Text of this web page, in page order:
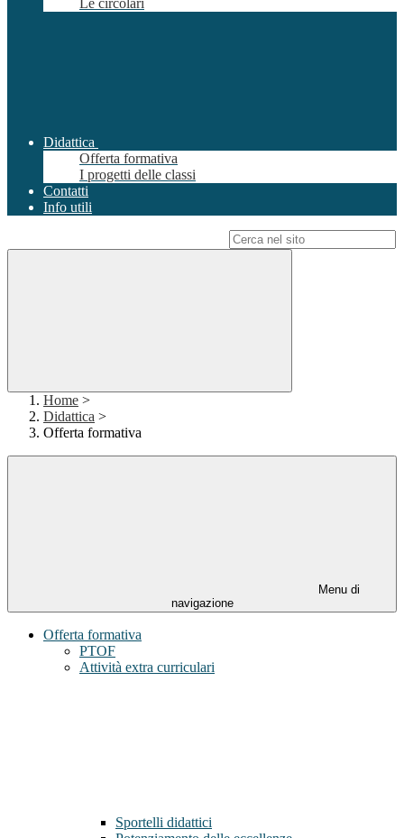
Le circolari
Didattica
Offerta formativa
I progetti delle classi
Contatti
Info utili
Home >
Didattica >
Offerta formativa
Menu di
navigazione
Offerta formativa
PTOF
Attività extra curriculari
Sportelli didattici